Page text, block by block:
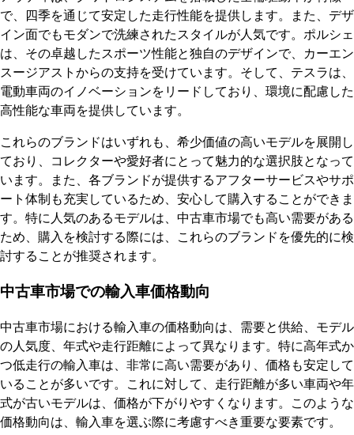
で、四季を通じて安定した走行性能を提供します。また、デザ
イン面でもモダンで洗練されたスタイルが人気です。ポルシェ
は、その卓越したスポーツ性能と独自のデザインで、カーエン
スージアストからの支持を受けています。そして、テスラは、
電動車両のイノベーションをリードしており、環境に配慮した
高性能な車両を提供しています。
これらのブランドはいずれも、希少価値の高いモデルを展開し
ており、コレクターや愛好者にとって魅力的な選択肢となって
います。また、各ブランドが提供するアフターサービスやサポ
ート体制も充実しているため、安心して購入することができま
す。特に人気のあるモデルは、中古車市場でも高い需要がある
ため、購入を検討する際には、これらのブランドを優先的に検
討することが推奨されます。
中古車市場での輸入車価格動向
中古車市場における輸入車の価格動向は、需要と供給、モデル
の人気度、年式や走行距離によって異なります。特に高年式か
つ低走行の輸入車は、非常に高い需要があり、価格も安定して
いることが多いです。これに対して、走行距離が多い車両や年
式が古いモデルは、価格が下がりやすくなります。このような
価格動向は、輸入車を選ぶ際に考慮すべき重要な要素です。